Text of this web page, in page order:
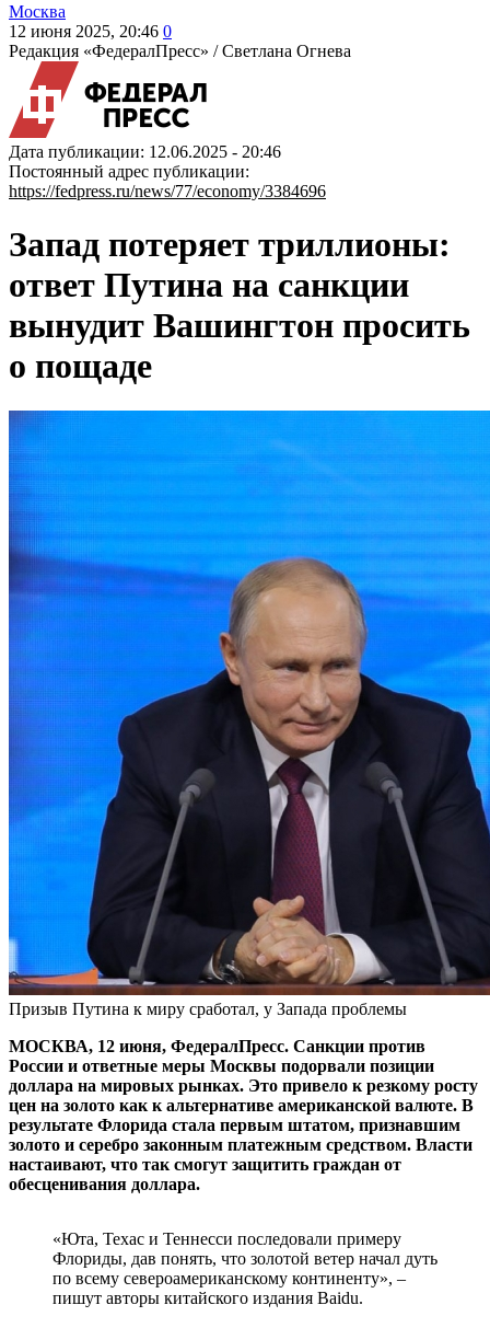
Москва
12 июня 2025, 20:46 0
Редакция «ФедералПресс» /Светлана Огнева
Дата публикации: 12.06.2025 - 20:46
Постоянный адрес публикации:
https://fedpress.ru/news/77/economy/3384696
Запад потеряет триллионы:
ответ Путина на санкции
вынудит Вашингтон просить
о пощаде
Призыв Путина к миру сработал, у Запада проблемы
МОСКВА, 12 июня, ФедералПресс. Санкции против
России и ответные меры Москвы подорвали позиции
доллара на мировых рынках. Это привело к резкому росту
цен на золото как к альтернативе американской валюте. В
результате Флорида стала первым штатом, признавшим
золото и серебро законным платежным средством. Власти
настаивают, что так смогут защитить граждан от
обесценивания доллара.
«Юта, Техас и Теннесси последовали примеру
Флориды, дав понять, что золотой ветер начал дуть
по всему североамериканскому континенту», –
пишут авторы китайского издания Baidu.